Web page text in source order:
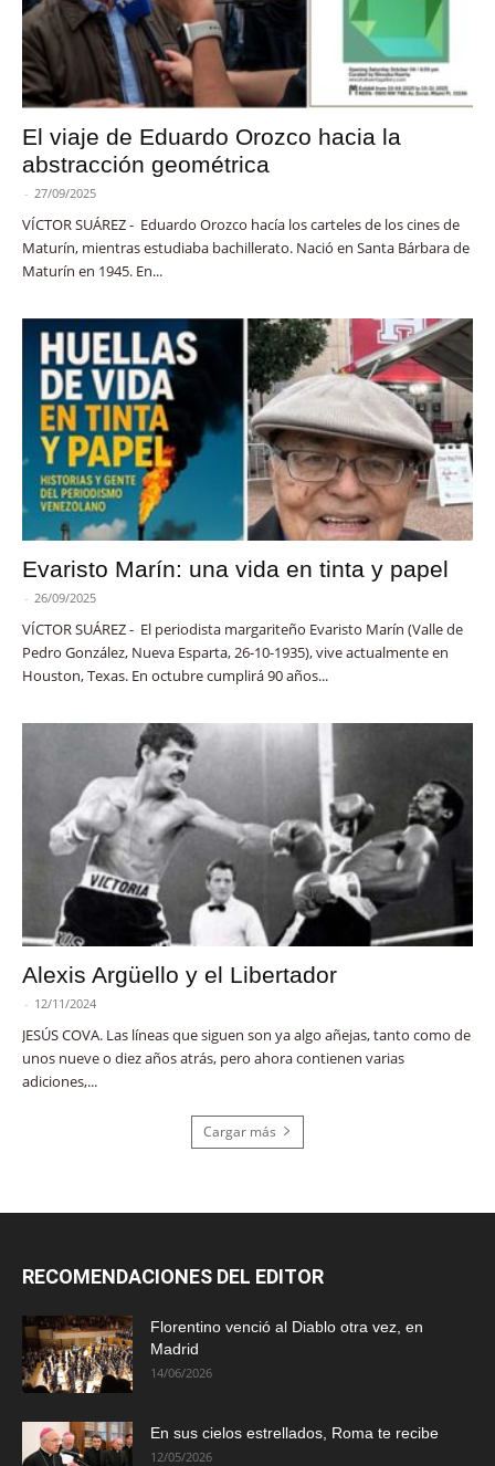
El viaje de Eduardo Orozco hacia la
abstracción geométrica
- 27/09/2025
VÍCTOR SUÁREZ - Eduardo Orozco hacía los carteles de los cines de
Maturín, mientras estudiaba bachillerato. Nació en Santa Bárbara de
Maturín en 1945. En...
Evaristo Marín: una vida en tinta y papel
- 26/09/2025
VÍCTOR SUÁREZ - El periodista margariteño Evaristo Marín (Valle de
Pedro González, Nueva Esparta, 26-10-1935), vive actualmente en
Houston, Texas. En octubre cumplirá 90 años...
Alexis Argüello y el Libertador
- 12/11/2024
JESÚS COVA. Las líneas que siguen son ya algo añejas, tanto como de
unos nueve o diez años atrás, pero ahora contienen varias
adiciones,...
Cargar más
RECOMENDACIONES DEL EDITOR
Florentino venció al Diablo otra vez, en
Madrid
14/06/2026
En sus cielos estrellados, Roma te recibe
12/05/2026